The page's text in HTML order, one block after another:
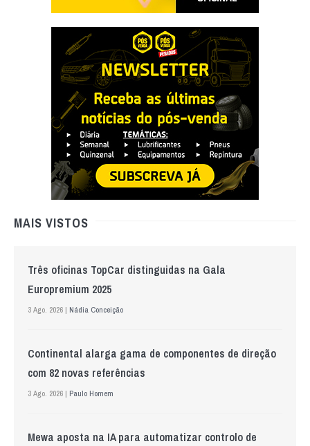
MAIS VISTOS
Três oficinas TopCar distinguidas na Gala
Europremium 2025
3 Ago. 2026 | Nádia Conceição
Continental alarga gama de componentes de direção
com 82 novas referências
3 Ago. 2026 | Paulo Homem
Mewa aposta na IA para automatizar controlo de